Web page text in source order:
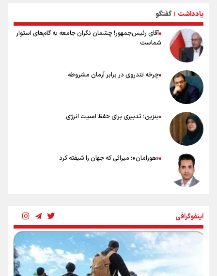
۲۰ نکته دوستانه درباره پیاده روی اربعین و عراقی ها
یادداشت | گفتگو
آقای رئیس‌جمهور! چشمان نگران جامعه به گام‌های استوار
شماست
چرخه تندروی در برابر آرمان مشروطه
بنزین؛ تدبیری برای حفظ امنیت انرژی
«هورامان»؛ میراثی که جهان را شیفته کرد
رسانه ملی و حق مردم برای شنیدن صدای رئیس‌جمهوری
اینفوگرافی